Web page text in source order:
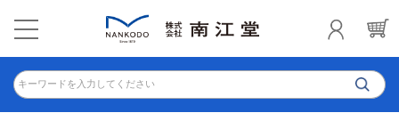
キーワードを入力してください